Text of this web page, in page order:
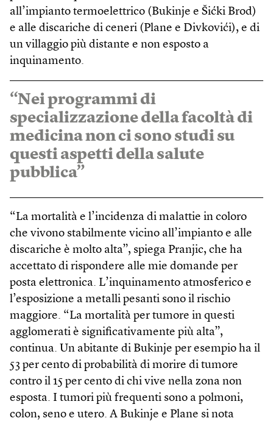
all’impianto termoelettrico (Bukinje e Šićki Brod)
e alle discariche di ceneri (Plane e Divkovići), e di
un villaggio più distante e non esposto a
inquinamento.
“Nei programmi di
specializzazione della facoltà di
medicina non ci sono studi su
questi aspetti della salute
pubblica”
“La mortalità e l’incidenza di malattie in coloro
che vivono stabilmente vicino all’impianto e alle
discariche è molto alta”, spiega Pranjic, che ha
accettato di rispondere alle mie domande per
posta elettronica. L’inquinamento atmosferico e
l’esposizione a metalli pesanti sono il rischio
maggiore. “La mortalità per tumore in questi
agglomerati è significativamente più alta”,
continua. Un abitante di Bukinje per esempio ha il
53 per cento di probabilità di morire di tumore
contro il 15 per cento di chi vive nella zona non
esposta. I tumori più frequenti sono a polmoni,
colon, seno e utero. A Bukinje e Plane si nota